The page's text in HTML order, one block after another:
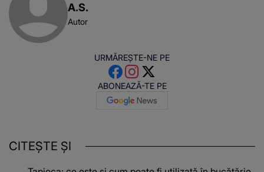
A.S.
Autor
URMĂREȘTE-NE PE
ABONEAZĂ-TE PE
CITEȘTE ȘI